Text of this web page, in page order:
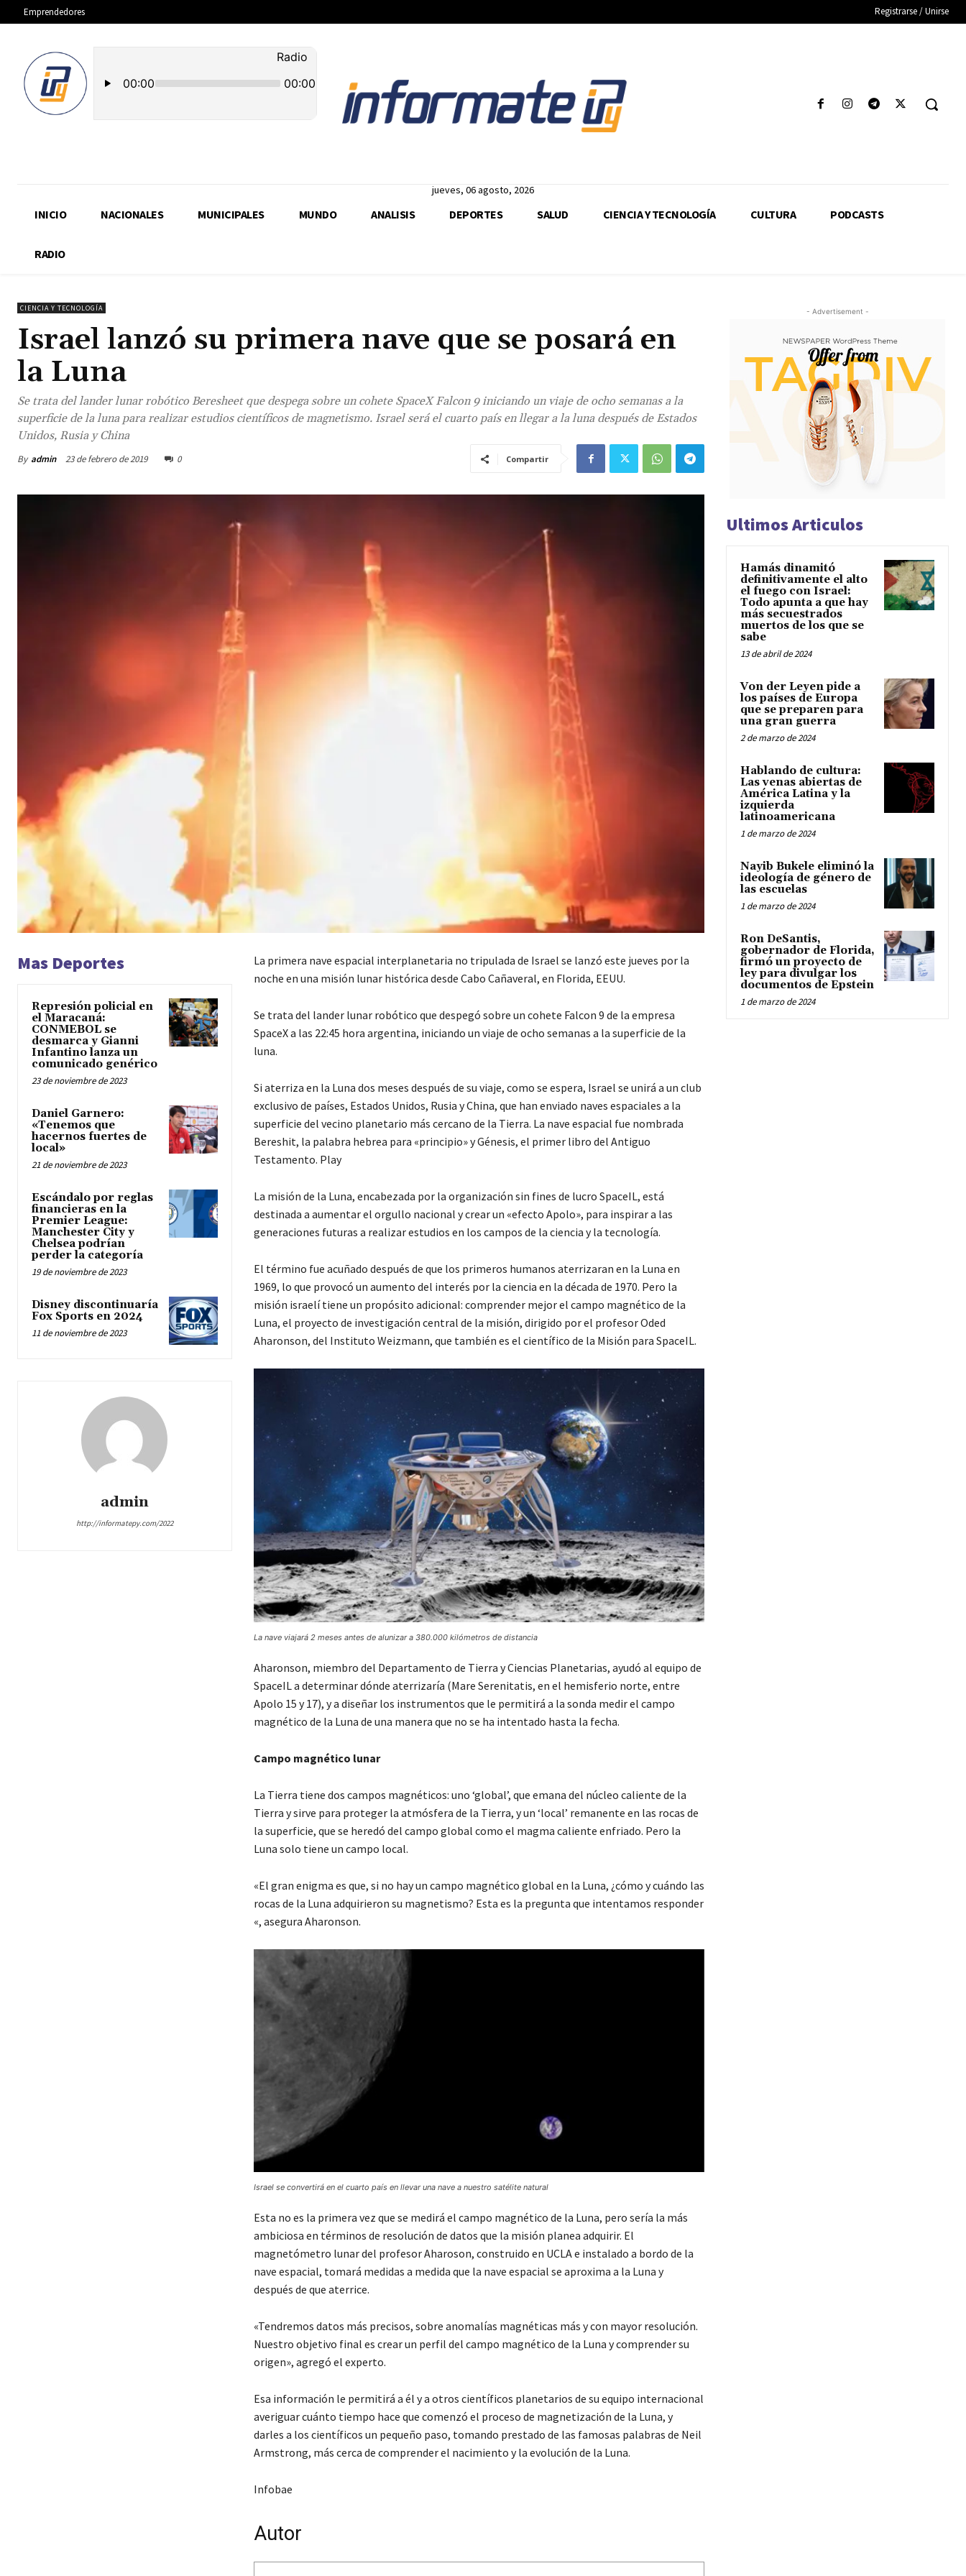
Emprendedores Registrarse / Unirse
jueves, 06 agosto, 2026
INICIO NACIONALES MUNICIPALES MUNDO ANALISIS DEPORTES SALUD CIENCIA Y TECNOLOGÍA CULTURA PODCASTS
RADIO
CIENCIA Y TECNOLOGÍA
Israel lanzó su primera nave que se posará en
la Luna
Se trata del lander lunar robótico Beresheet que despega sobre un cohete SpaceX Falcon 9 iniciando un viaje de ocho semanas a la
superficie de la luna para realizar estudios científicos de magnetismo. Israel será el cuarto país en llegar a la luna después de Estados
Unidos, Rusia y China
By admin 23 de febrero de 2019 0 Compartir
Mas Deportes
Represión policial en
el Maracaná:
CONMEBOL se
desmarca y Gianni
Infantino lanza un
comunicado genérico
23 de noviembre de 2023
Daniel Garnero:
«Tenemos que
hacernos fuertes de
local»
21 de noviembre de 2023
Escándalo por reglas
financieras en la
Premier League:
Manchester City y
Chelsea podrían
perder la categoría
19 de noviembre de 2023
Disney discontinuaría
Fox Sports en 2024
11 de noviembre de 2023
admin
http://informatepy.com/2022
La primera nave espacial interplanetaria no tripulada de Israel se lanzó este jueves por la
noche en una misión lunar histórica desde Cabo Cañaveral, en Florida, EEUU.
Se trata del lander lunar robótico que despegó sobre un cohete Falcon 9 de la empresa
SpaceX a las 22:45 hora argentina, iniciando un viaje de ocho semanas a la superficie de la
luna.
Si aterriza en la Luna dos meses después de su viaje, como se espera, Israel se unirá a un club
exclusivo de países, Estados Unidos, Rusia y China, que han enviado naves espaciales a la
superficie del vecino planetario más cercano de la Tierra. La nave espacial fue nombrada
Bereshit, la palabra hebrea para «principio» y Génesis, el primer libro del Antiguo
Testamento. Play
La misión de la Luna, encabezada por la organización sin fines de lucro SpaceIL, está
destinada a aumentar el orgullo nacional y crear un «efecto Apolo», para inspirar a las
generaciones futuras a realizar estudios en los campos de la ciencia y la tecnología.
El término fue acuñado después de que los primeros humanos aterrizaran en la Luna en
1969, lo que provocó un aumento del interés por la ciencia en la década de 1970. Pero la
misión israelí tiene un propósito adicional: comprender mejor el campo magnético de la
Luna, el proyecto de investigación central de la misión, dirigido por el profesor Oded
Aharonson, del Instituto Weizmann, que también es el científico de la Misión para SpaceIL.
La nave viajará 2 meses antes de alunizar a 380.000 kilómetros de distancia
Aharonson, miembro del Departamento de Tierra y Ciencias Planetarias, ayudó al equipo de
SpaceIL a determinar dónde aterrizaría (Mare Serenitatis, en el hemisferio norte, entre
Apolo 15 y 17), y a diseñar los instrumentos que le permitirá a la sonda medir el campo
magnético de la Luna de una manera que no se ha intentado hasta la fecha.
Campo magnético lunar
La Tierra tiene dos campos magnéticos: uno ‘global’, que emana del núcleo caliente de la
Tierra y sirve para proteger la atmósfera de la Tierra, y un ‘local’ remanente en las rocas de
la superficie, que se heredó del campo global como el magma caliente enfriado. Pero la
Luna solo tiene un campo local.
«El gran enigma es que, si no hay un campo magnético global en la Luna, ¿cómo y cuándo las
rocas de la Luna adquirieron su magnetismo? Esta es la pregunta que intentamos responder
«, asegura Aharonson.
Israel se convertirá en el cuarto país en llevar una nave a nuestro satélite natural
Esta no es la primera vez que se medirá el campo magnético de la Luna, pero sería la más
ambiciosa en términos de resolución de datos que la misión planea adquirir. El
magnetómetro lunar del profesor Aharoson, construido en UCLA e instalado a bordo de la
nave espacial, tomará medidas a medida que la nave espacial se aproxima a la Luna y
después de que aterrice.
«Tendremos datos más precisos, sobre anomalías magnéticas más y con mayor resolución.
Nuestro objetivo final es crear un perfil del campo magnético de la Luna y comprender su
origen», agregó el experto.
Esa información le permitirá a él y a otros científicos planetarios de su equipo internacional
averiguar cuánto tiempo hace que comenzó el proceso de magnetización de la Luna, y
darles a los científicos un pequeño paso, tomando prestado de las famosas palabras de Neil
Armstrong, más cerca de comprender el nacimiento y la evolución de la Luna.
Infobae
Autor
- Advertisement -
Ultimos Articulos
Hamás dinamitó
definitivamente el alto
el fuego con Israel:
Todo apunta a que hay
más secuestrados
muertos de los que se
sabe
13 de abril de 2024
Von der Leyen pide a
los países de Europa
que se preparen para
una gran guerra
2 de marzo de 2024
Hablando de cultura:
Las venas abiertas de
América Latina y la
izquierda
latinoamericana
1 de marzo de 2024
Nayib Bukele eliminó la
ideología de género de
las escuelas
1 de marzo de 2024
Ron DeSantis,
gobernador de Florida,
firmó un proyecto de
ley para divulgar los
documentos de Epstein
1 de marzo de 2024